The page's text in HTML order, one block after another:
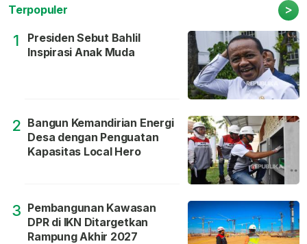
Terpopuler >
1
Presiden Sebut Bahlil
Inspirasi Anak Muda
2 Bangun Kemandirian Energi
Desa dengan Penguatan
Kapasitas Local Hero
3 Pembangunan Kawasan
DPR di IKN Ditargetkan
Rampung Akhir 2027